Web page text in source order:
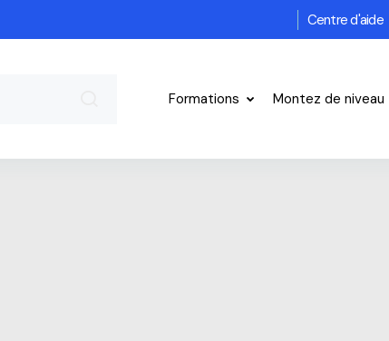
Centre d'aide
Formations Montez de niveau